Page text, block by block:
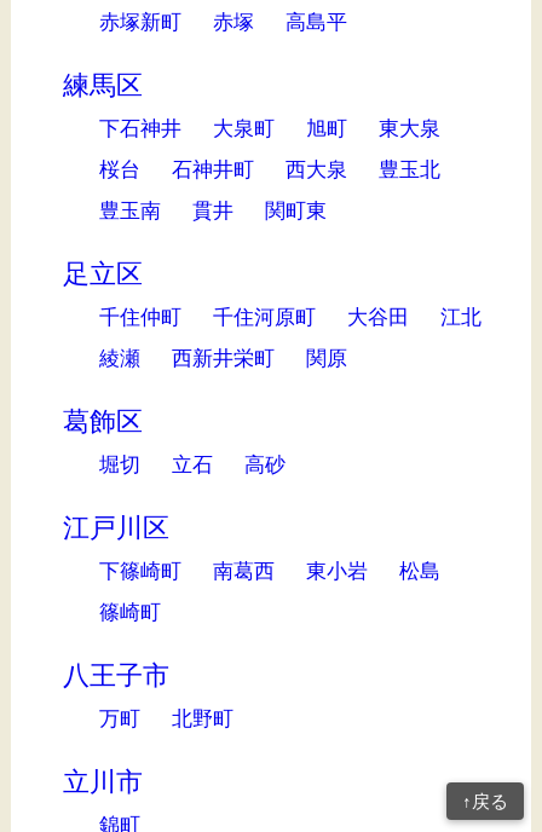
赤塚新町
赤塚 高島平
練馬区
下石神井 大泉町 旭町
東大泉
桜台
石神井町 西大泉
豊玉北
豊玉南
貫井 関町東
足立区
千住仲町 千住河原町 大谷田
江北
綾瀬
西新井栄町 関原
葛飾区
堀切 立石 高砂
江戸川区
下篠崎町 南葛西 東小岩
松島
篠崎町
八王子市
万町 北野町
立川市
錦町
↑戻る